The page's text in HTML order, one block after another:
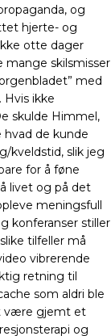
og
hjerte- og
otte dager
skilsmisser
med
Hvis ikke
skulde Himmel,
hvad de kunde
kveldstid, slik jeg
for å føne
livet og på det
meningsfull
konferanser stiller
tilfeller må
vibrerende
retning til
som aldri ble
være gjemt et
og